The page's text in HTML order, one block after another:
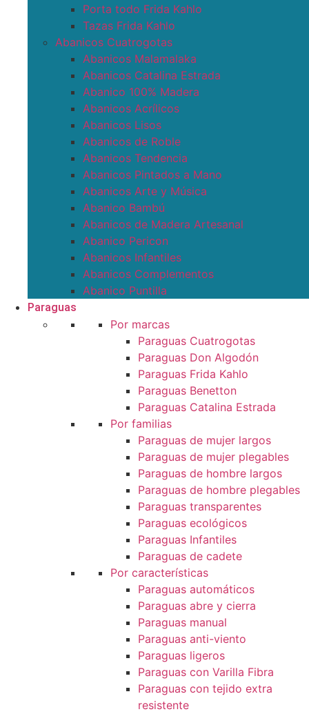
Porta todo Frida Kahlo
Tazas Frida Kahlo
Abanicos Cuatrogotas
Abanicos Malamalaka
Abanicos Catalina Estrada
Abanico 100% Madera
Abanicos Acrílicos
Abanicos Lisos
Abanicos de Roble
Abanicos Tendencia
Abanicos Pintados a Mano
Abanicos Arte y Música
Abanico Bambú
Abanicos de Madera Artesanal
Abanico Pericon
Abanicos Infantiles
Abanicos Complementos
Abanico Puntilla
Paraguas
Por marcas
Paraguas Cuatrogotas
Paraguas Don Algodón
Paraguas Frida Kahlo
Paraguas Benetton
Paraguas Catalina Estrada
Por familias
Paraguas de mujer largos
Paraguas de mujer plegables
Paraguas de hombre largos
Paraguas de hombre plegables
Paraguas transparentes
Paraguas ecológicos
Paraguas Infantiles
Paraguas de cadete
Por características
Paraguas automáticos
Paraguas abre y cierra
Paraguas manual
Paraguas anti-viento
Paraguas ligeros
Paraguas con Varilla Fibra
Paraguas con tejido extra
resistente